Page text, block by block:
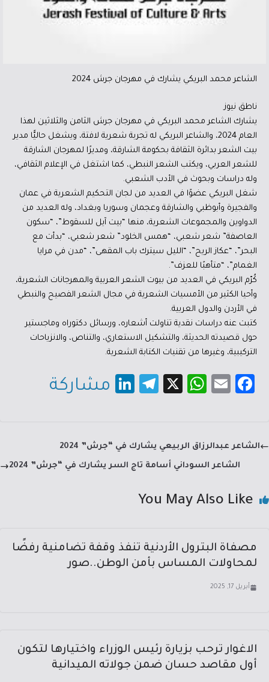
الشاعر محمد البريكي يشارك في مهرجان جرش 2024
ناطق نيوز
يشارك الشاعر محمد البريكي في مهرجان جرش الثامن والثلاثين لهذا
العام 2024، والشاعر البريكي له تجربة شعرية لافتة، ويشغل حاليًّا مدير
بيت الشعر بدائرة الثقافة بحكومة الشارقة، ومديرًا لمهرجان الشارقة
للشعر العربي، ويكتب الشعر النبطي، كما اشتغل في الإعلام الثقافي،
وله دراسات وبحوث في الأدب الشعبي.
شغل البريكي عضوًا في العديد من لجان التحكيم الشعرية في عمان
والفجيرة وأبوظبي والشارقة وعجمان وسوريا وبغداد، وله العديد من
الدواوين والمجموعات الشعرية، منها “بيت آيل للسقوط”، “سكون
العاصفة” شعر شعبي، “همس الخلود” شعر شعبي، “بدأت مع
البحر”، “عكاز الريح”، “الليل سيترك باب المقهى”، “مدن في مرايا
الغمام”، “متأهبًا للعزف”.
كُرّم البريكي في العديد من بيوت الشعر العربية والمهرجانات الشعرية،
وأحيا الكثير من الأمسيات الشعرية في مجال الشعر الفصيح والنبطي
في الأردن والدول العربية.
كتبت عنه دراسات نقدية تناولت أشعاره، ورسائل دكتوراه وماجستير
حول قصيدته الحديثة، والتشكيل الاستعاري، والتناص، والانزياحات
التركيبية، وغيرها من تقنيات الكتابة الشعرية.
Fa
b
o
E
W
sA
p
X
Te
a
m
Li
dI
n
مشاركة
الشاعر عبدالرزاق الربيعي يشارك في “جرش” 2024
الشاعر السوداني أسامة تاج السر يشارك في “جرش” 2024
You May Also Like
مصفاة البترول الأردنية تنفذ وقفة تضامنية رفضًا
لمحاولات المساس بأمن الوطن..صور
أبريل 17, 2025
الاغوار ترحب بزيارة رئيس الوزراء واختيارها لتكون
أول مقاصد حسان ضمن جولاته الميدانية